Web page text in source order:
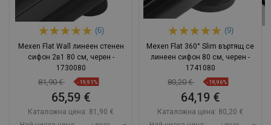
(6)
Mexen Flat Wall линеен стенен
сифон 2в1 80 см, черен -
1730080
81,90 € -19,91%
65,59 €
Каталожна цена: 81,90 €
(9)
Mexen Flat 360° Slim въртящ се
линеен сифон 80 см, черен -
1741080
80,20 € -19,96%
64,19 €
Каталожна цена: 80,20 €